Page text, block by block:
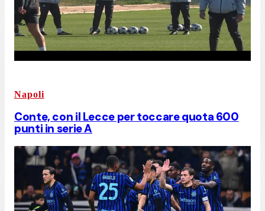
Napoli
Conte, con il Lecce per toccare quota 600
punti in serie A